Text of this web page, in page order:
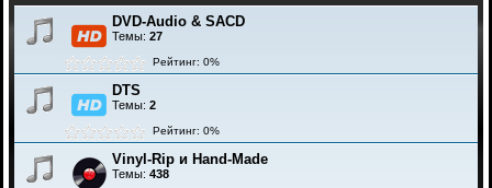
DVD-Audio & SACD
Темы: 27
Рейтинг: 0%
DTS
Темы: 2
Рейтинг: 0%
Vinyl-Rip и Hand-Made
Темы: 438